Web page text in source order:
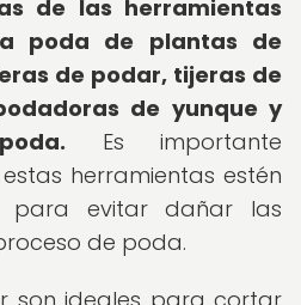
de las herramientas
poda de plantas de
de podar, tijeras de
de yunque y
Es importante
herramientas estén
para evitar dañar las
de poda.